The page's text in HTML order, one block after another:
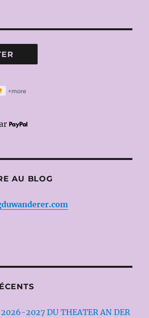
AU BLOG
2027 DU THEATER AN DER